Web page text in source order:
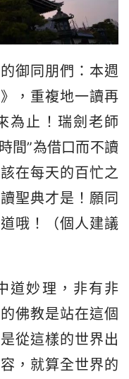
御同朋們：本週
》，重複地一讀再
為止！瑞劍老師
間”為借口而不讀
在每天的百忙之
聖典才是！願同
哦！（個人建議
道妙理，非有非
佛教是站在這個
從這樣的世界出
，就算全世界的